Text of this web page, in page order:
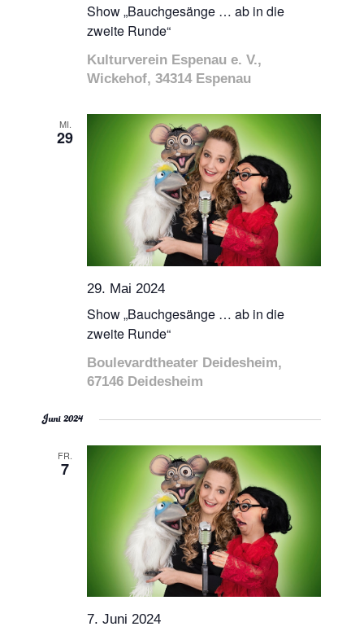
Show „Bauchgesänge … ab in die
zweite Runde“
Kulturverein Espenau e. V.,
Wickehof, 34314 Espenau
MI.
29
Show „Bauchgesänge … ab in die
zweite Runde“
29. Mai 2024
Boulevardtheater Deidesheim,
67146 Deidesheim
Juni 2024
FR.
7
7. Juni 2024